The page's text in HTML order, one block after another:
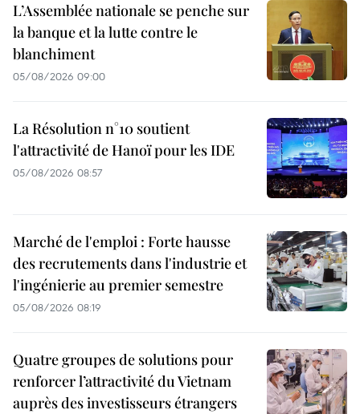
L’Assemblée nationale se penche sur
la banque et la lutte contre le
blanchiment
05/08/2026 09:00
La Résolution n°10 soutient
l'attractivité de Hanoï pour les IDE
05/08/2026 08:57
Marché de l'emploi : Forte hausse
des recrutements dans l'industrie et
l'ingénierie au premier semestre
05/08/2026 08:19
Quatre groupes de solutions pour
renforcer l’attractivité du Vietnam
auprès des investisseurs étrangers